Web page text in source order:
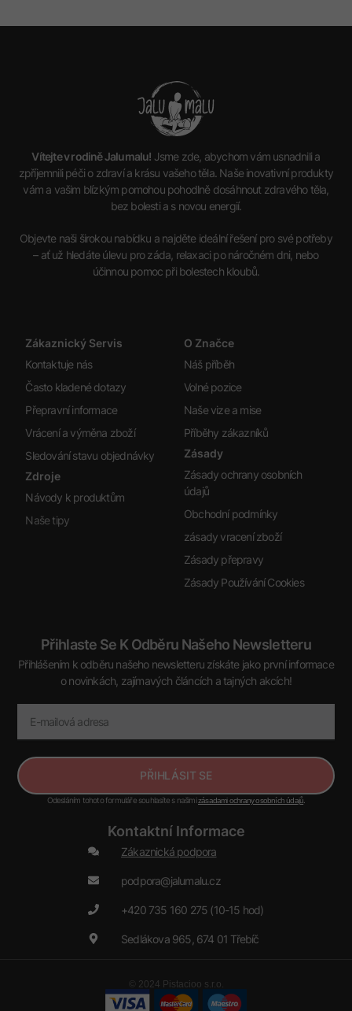
Vítejte v rodině Jalumalu! Jsme zde, abychom vám usnadnili a
zpříjemnili péči o zdraví a krásu vašeho těla. Naše inovativní produkty
vám a vašim blízkým pomohou pohodlně dosáhnout zdravého těla,
bez bolesti a s novou energií.
Objevte naši širokou nabídku a najděte ideální řešení pro své potřeby
– ať už hledáte úlevu pro záda, relaxaci po náročném dni, nebo
účinnou pomoc při bolestech kloubů.
Zákaznický Servis
Kontaktuje nás
Často kladené dotazy
Přepravní informace
Vrácení a výměna zboží
Sledování stavu objednávky
Zdroje
Návody k produktům
Naše tipy
O Značce
Náš příběh
Volné pozice
Naše vize a mise
Příběhy zákazníků
Zásady
Zásady ochrany osobních
údajů
Obchodní podmínky
zásady vracení zboží
Zásady přepravy
Zásady Používání Cookies
Přihlaste Se K Odběru Našeho Newsletteru
Přihlášením k odběru našeho newsletteru získáte jako první informace
o novinkách, zajímavých článcích a tajných akcích!
PŘIHLÁSIT SE
Odesláním tohoto formuláře souhlasíte s našimi zásadami ochrany osobních údajů
Kontaktní Informace
Zákaznická podpora
podpora@jalumalu.cz
+420 735 160 275 (10-15 hod)
Sedlákova 965, 674 01 Třebíč
© 2024 Pistacioo s.r.o.